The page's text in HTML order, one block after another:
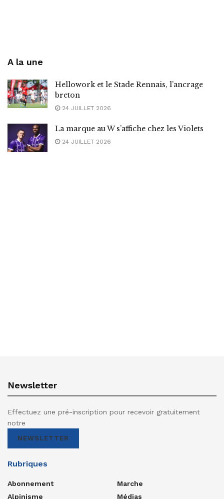
A la une
Hellowork et le Stade Rennais, l’ancrage
breton
24 JUILLET 2026
La marque au W s’affiche chez les Violets
24 JUILLET 2026
Newsletter
Effectuez une pré-inscription pour recevoir gratuitement
notre
NEWSLETTER
Rubriques
Abonnement
Alpinisme
Marche
Médias